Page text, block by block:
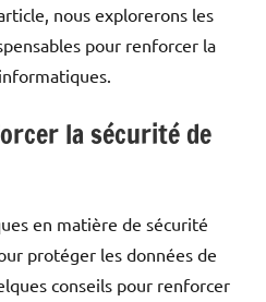
nous explorerons les
pour renforcer la
la sécurité de
en matière de sécurité
protéger les données de
conseils pour renforcer